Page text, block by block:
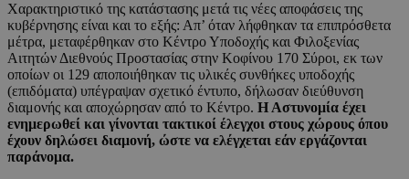
Χαρακτηριστικό της κατάστασης μετά τις νέες αποφάσεις της
κυβέρνησης είναι και το εξής: Απ’ όταν λήφθηκαν τα επιπρόσθετα
μέτρα, μεταφέρθηκαν στο Κέντρο Υποδοχής και Φιλοξενίας
Αιτητών Διεθνούς Προστασίας στην Κοφίνου 170 Σύροι, εκ των
οποίων οι 129 αποποιήθηκαν τις υλικές συνθήκες υποδοχής
(επιδόματα) υπέγραψαν σχετικό έντυπο, δήλωσαν διεύθυνση
διαμονής και αποχώρησαν από το Κέντρο. Η Αστυνομία έχει
ενημερωθεί και γίνονται τακτικοί έλεγχοι στους χώρους όπου
έχουν δηλώσει διαμονή, ώστε να ελέγχεται εάν εργάζονται
παράνομα.